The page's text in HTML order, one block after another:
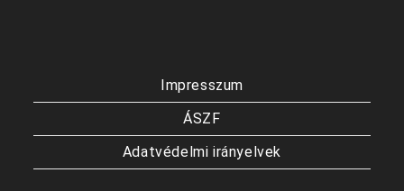
Impresszum
ÁSZF
Adatvédelmi irányelvek